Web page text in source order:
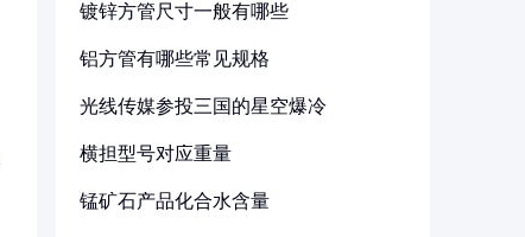
镀锌方管尺寸一般有哪些
铝方管有哪些常见规格
光线传媒参投三国的星空爆冷
横担型号对应重量
锰矿石产品化合水含量